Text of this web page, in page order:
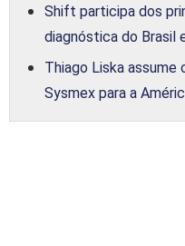
Shift participa dos
diagnóstica do Brasil
Thiago Liska assume
Sysmex para a